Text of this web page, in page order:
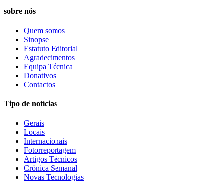
sobre nós
Quem somos
Sinopse
Estatuto Editorial
Agradecimentos
Equipa Técnica
Donativos
Contactos
Tipo de notícias
Gerais
Locais
Internacionais
Fotorreportagem
Artigos Técnicos
Crónica Semanal
Novas Tecnologias